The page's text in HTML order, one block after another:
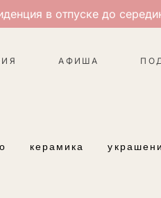
в отпуске до
АФИША
керамика